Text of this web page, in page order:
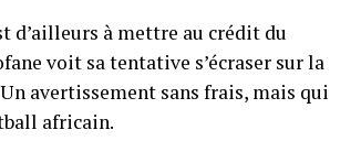
d’ailleurs à mettre au crédit du
voit sa tentative s’écraser sur la
avertissement sans frais, mais qui
africain.